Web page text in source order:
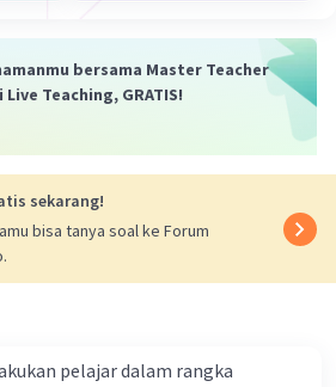
bersama Master Teacher
Live Teaching, GRATIS!
sekarang!
bisa tanya soal ke Forum
pelajar dalam rangka